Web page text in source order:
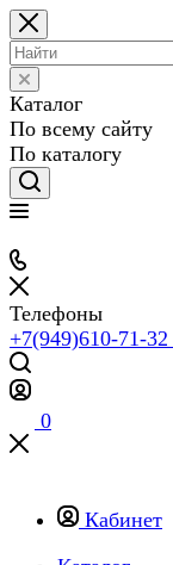
Каталог
По всему сайту
По каталогу
Телефоны
+7(949)610-71-32
0
Кабинет